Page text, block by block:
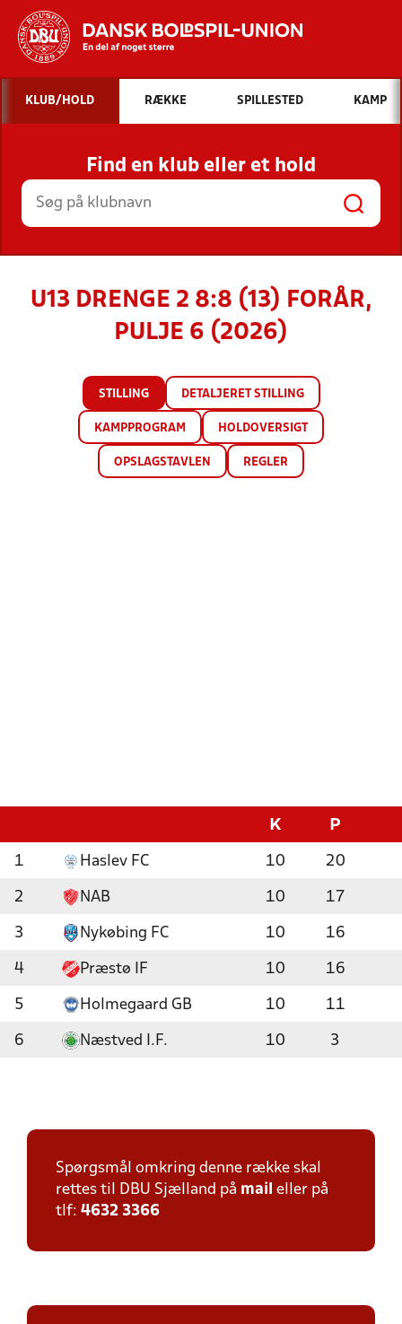
Hvad vil du søge efter?
INDHOLD OG NYHEDER
STILLINGER, RESULTATER, KLUBBER OG
HOLD
KLUB/HOLD RÆKKE SPILLESTED KAMP
Find en klub eller et hold
U13 DRENGE 2 8:8 (13) FORÅR,
PULJE 6 (2026)
STILLING DETALJERET STILLING
KAMPPROGRAM HOLDOVERSIGT
OPSLAGSTAVLEN REGLER
K P
1 Haslev FC 10 20
2 NAB 10 17
3 Nykøbing FC 10 16
4 Præstø IF 10 16
5 Holmegaard GB 10 11
6 Næstved I.F. 10 3
Spørgsmål omkring denne række skal
rettes til DBU Sjælland på mail eller på
tlf: 4632 3366